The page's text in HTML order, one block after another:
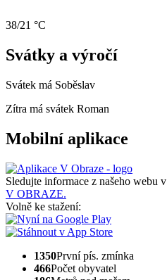
38/21 °C
Svátky a výročí
Svátek má Soběslav
Zítra má svátek Roman
Mobilní aplikace
Sledujte informace z našeho webu v
V OBRAZE.
Volně ke stažení:
1350První pís. zmínka
466Počet obyvatel